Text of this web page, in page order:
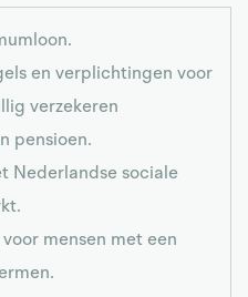
en verplichtingen voor
verzekeren
pensioen.
Nederlandse sociale
mensen met een